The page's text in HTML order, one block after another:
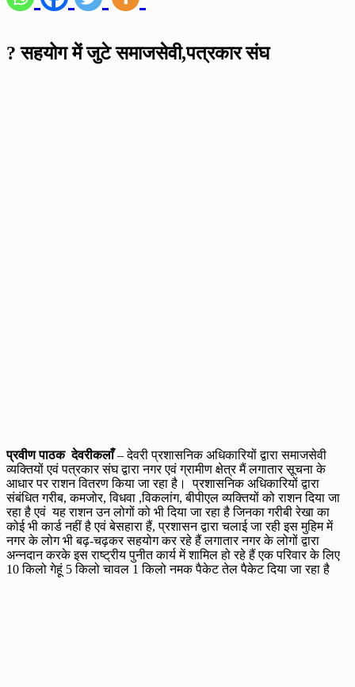
? सहयोग में जुटे समाजसेवी,पत्रकार संघ
प्रवीण पाठक देवरीकलाँ– देवरी प्रशासनिक अधिकारियों द्वारा समाजसेवी
व्यक्तियों एवं पत्रकार संघ द्वारा नगर एवं ग्रामीण क्षेत्र मैं लगातार सूचना के
आधार पर राशन वितरण किया जा रहा है। प्रशासनिक अधिकारियों द्वारा
संबंधित गरीब, कमजोर, विधवा ,विकलांग, बीपीएल व्यक्तियों को राशन दिया जा
रहा है एवं यह राशन उन लोगों को भी दिया जा रहा है जिनका गरीबी रेखा का
कोई भी कार्ड नहीं है एवं बेसहारा हैं, प्रशासन द्वारा चलाई जा रही इस मुहिम में
नगर के लोग भी बढ़-चढ़कर सहयोग कर रहे हैं लगातार नगर के लोगों द्वारा
अन्नदान करके इस राष्ट्रीय पुनीत कार्य में शामिल हो रहे हैं एक परिवार के लिए
10 किलो गेहूं 5 किलो चावल 1 किलो नमक पैकेट तेल पैकेट दिया जा रहा है